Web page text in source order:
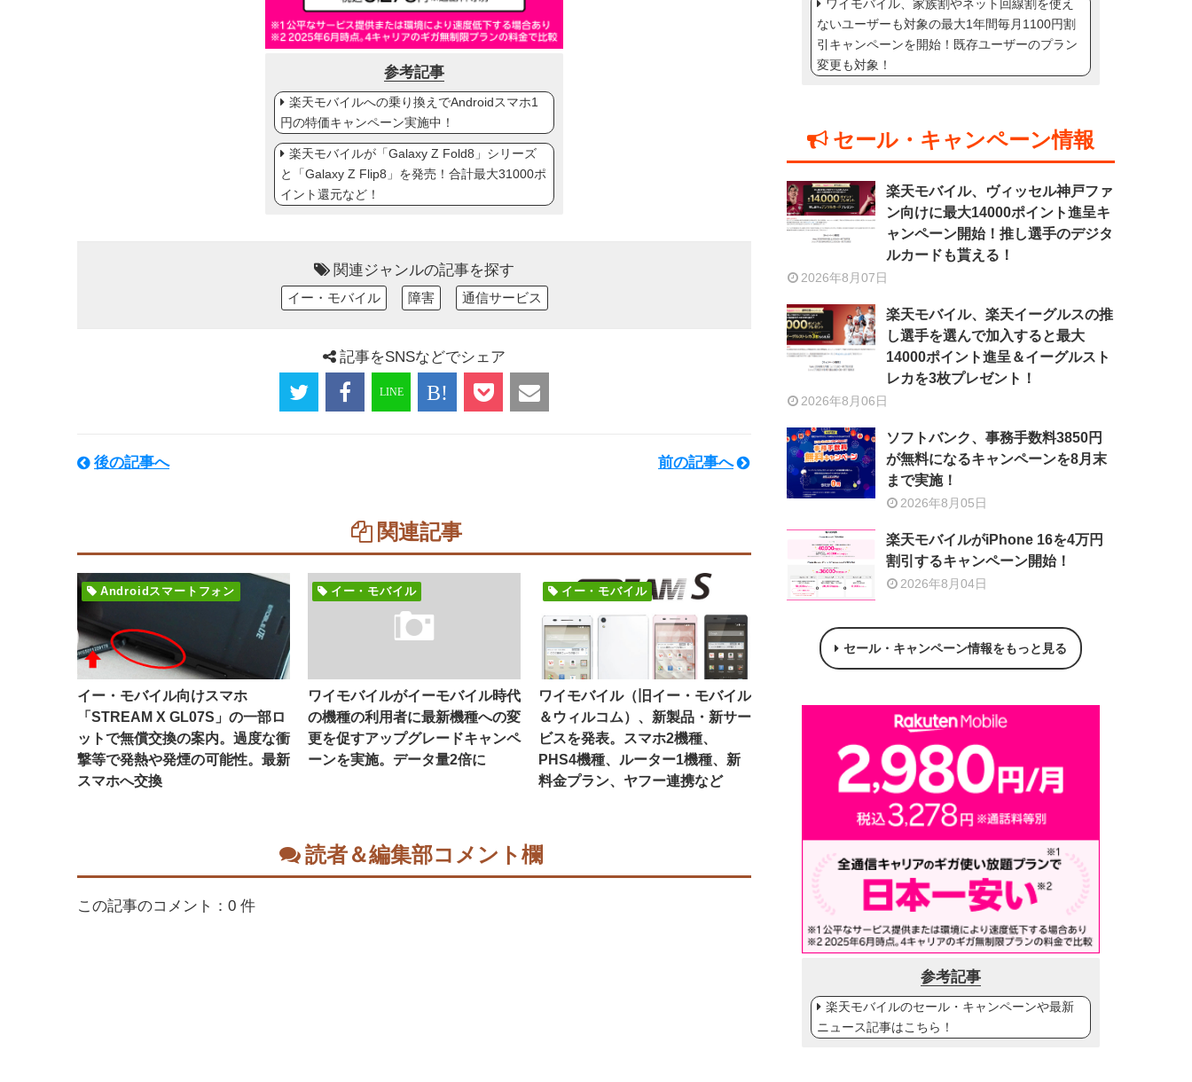
参考記事
楽天モバイルへの乗り換えでAndroidスマホ1
円の特価キャンペーン実施中！
楽天モバイルが「Galaxy Z Fold8」シリーズ
と「Galaxy Z Flip8」を発売！合計最大31000ポ
イント還元など！
関連ジャンルの記事を探す
イー・モバイル 障害 通信サービス
記事をSNSなどでシェア
後の記事へ 前の記事へ
関連記事
Androidスマートフォン
イー・モバイル向けスマホ
「STREAM X GL07S」の一部ロ
ットで無償交換の案内。過度な衝
撃等で発熱や発煙の可能性。最新
スマホへ交換
イー・モバイル
ワイモバイルがイーモバイル時代
の機種の利用者に最新機種への変
更を促すアップグレードキャンペ
ーンを実施。データ量2倍に
イー・モバイル
ワイモバイル（旧イー・モバイル
＆ウィルコム）、新製品・新サー
ビスを発表。スマホ2機種、
PHS4機種、ルーター1機種、新
料金プラン、ヤフー連携など
読者＆編集部コメント欄
この記事のコメント：0 件
ワイモバイル、家族割やネット回線割を使え
ないユーザーも対象の最大1年間毎月1100円割
引キャンペーンを開始！既存ユーザーのプラン
変更も対象！
セール・キャンペーン情報
楽天モバイル、ヴィッセル神戸ファ
ン向けに最大14000ポイント進呈キ
ャンペーン開始！推し選手のデジタ
ルカードも貰える！
2026年8月07日
楽天モバイル、楽天イーグルスの推
し選手を選んで加入すると最大
14000ポイント進呈＆イーグルスト
レカを3枚プレゼント！
2026年8月06日
ソフトバンク、事務手数料3850円
が無料になるキャンペーンを8月末
まで実施！
2026年8月05日
楽天モバイルがiPhone 16を4万円
割引するキャンペーン開始！
2026年8月04日
セール・キャンペーン情報をもっと見る
参考記事
楽天モバイルのセール・キャンペーンや最新
ニュース記事はこちら！